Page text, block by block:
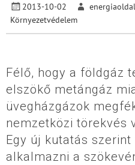
2013-10-02 energiaoldal
Környezetvédelem
Félő, hogy a földgáz
elszökő metángáz
üvegházgázok
nemzetközi törekvés
Egy új kutatás
alkalmazni a